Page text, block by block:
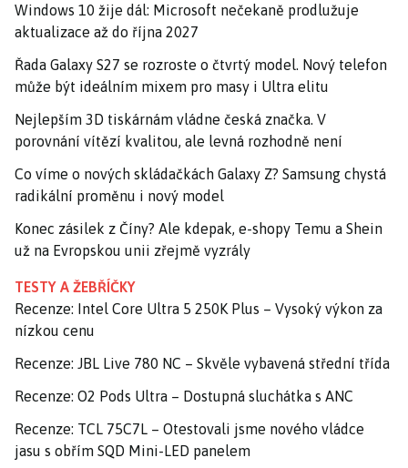
Windows 10 žije dál: Microsoft nečekaně prodlužuje
aktualizace až do října 2027
Řada Galaxy S27 se rozroste o čtvrtý model. Nový telefon
může být ideálním mixem pro masy i Ultra elitu
Nejlepším 3D tiskárnám vládne česká značka. V
porovnání vítězí kvalitou, ale levná rozhodně není
Co víme o nových skládačkách Galaxy Z? Samsung chystá
radikální proměnu i nový model
Konec zásilek z Číny? Ale kdepak, e-shopy Temu a Shein
už na Evropskou unii zřejmě vyzrály
TESTY A ŽEBŘÍČKY
Recenze: Intel Core Ultra 5 250K Plus – Vysoký výkon za
nízkou cenu
Recenze: JBL Live 780 NC – Skvěle vybavená střední třída
Recenze: O2 Pods Ultra – Dostupná sluchátka s ANC
Recenze: TCL 75C7L – Otestovali jsme nového vládce
jasu s obřím SQD Mini-LED panelem